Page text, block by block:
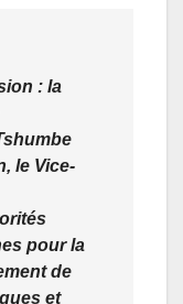
: la
le Vice-
pour la
de
et